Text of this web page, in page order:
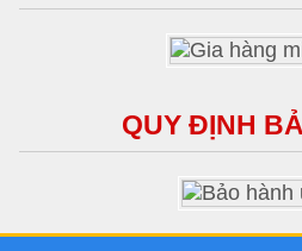
QUY ĐỊNH